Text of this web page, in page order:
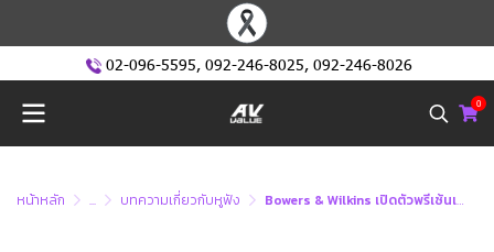
02-096-5595, 092-246-8025, 092-246-8026
0
หน้าหลัก ... บทความเกี่ยวกับหูฟัง Bowers & Wilkins เปิดตัวพรีเซ้นเตอร์คนใหม่อย่างเป็นทางการ